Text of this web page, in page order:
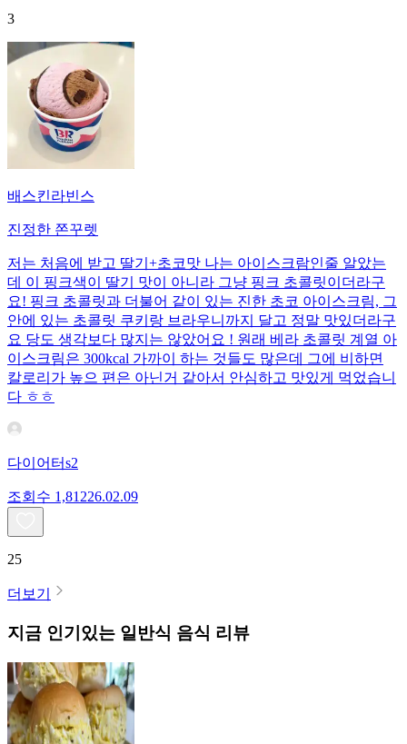
3
배스킨라빈스
진정한 쫀꾸렛
저는 처음에 받고 딸기+초코맛 나는 아이스크람인줄 알았는
데 이 핑크색이 딸기 맛이 아니라 그냥 핑크 초콜릿이더라구
요! 핑크 초콜릿과 더불어 같이 있는 진한 초코 아이스크림, 그
안에 있는 초콜릿 쿠키랑 브라우니까지 달고 정말 맛있더라구
요 당도 생각보다 많지는 않았어요 ! 원래 베라 초콜릿 계열 아
이스크림은 300kcal 가까이 하는 것들도 많은데 그에 비하면
칼로리가 높으 편은 아닌거 같아서 안심하고 맛있게 먹었습니
다 ㅎㅎ
다이어터s2
조회수 1,81226.02.09
25
더보기
지금 인기있는 일반식 음식 리뷰